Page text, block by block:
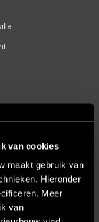
van cookies
maakt gebruik van
Hieronder
Meer
van